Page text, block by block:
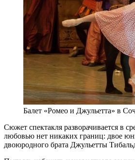
Балет «Ромео и Джульетта» в
Сюжет спектакля разворачивается в
любовью нет никаких границ: двое
двоюродного брата Джульетты